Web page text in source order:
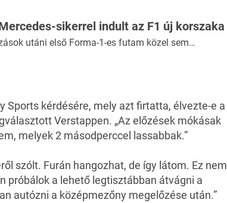
sikerrel indult az F1 új korszaka
utáni első Forma-1-es futam közel sem…
Sports kérdésére, mely azt firtatta, élvezte-e a
Verstappen. „Az előzések mókásak
melyek 2 másodperccel lassabbak.”
szólt. Furán hangozhat, de így látom. Ez nem
próbálok a lehető legtisztábban átvágni a
autózni a középmezőny megelőzése után.”